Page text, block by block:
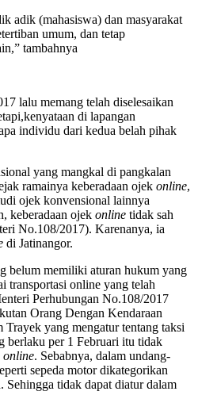
adik (mahasiswa) dan masyarakat
umum, dan tetap
tambahnya
lalu memang telah diselesaikan
di lapangan
individu dari kedua belah pihak
yang mangkal di pangkalan
ramainya keberadaan ojek online,
ojek konvensional lainnya
keberadaan ojek online tidak sah
No.108/2017). Karenanya, ia
di Jatinangor.
belum memiliki aturan hukum yang
transportasi online yang telah
Perhubungan No.108/2017
Orang Dengan Kendaraan
yang mengatur tentang taksi
berlaku per 1 Februari itu tidak
online. Sebabnya, dalam undang-
sepeda motor dikategorikan
Sehingga tidak dapat diatur dalam